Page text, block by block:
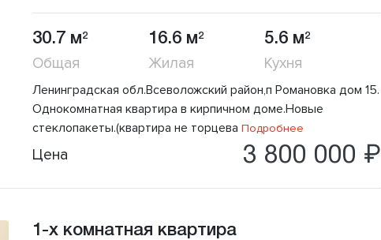
30.7 м2
Общая
16.6 м2
Жилая
5.6 м2
Кухня
Ленинградская обл.Всеволожский район,п Романовка дом 15.
Однокомнатная квартира в кирпичном доме.Новые
стеклопакеты.(квартира не торцева Подробнее
Цена 3 800 000 ₽
1-х комнатная квартира